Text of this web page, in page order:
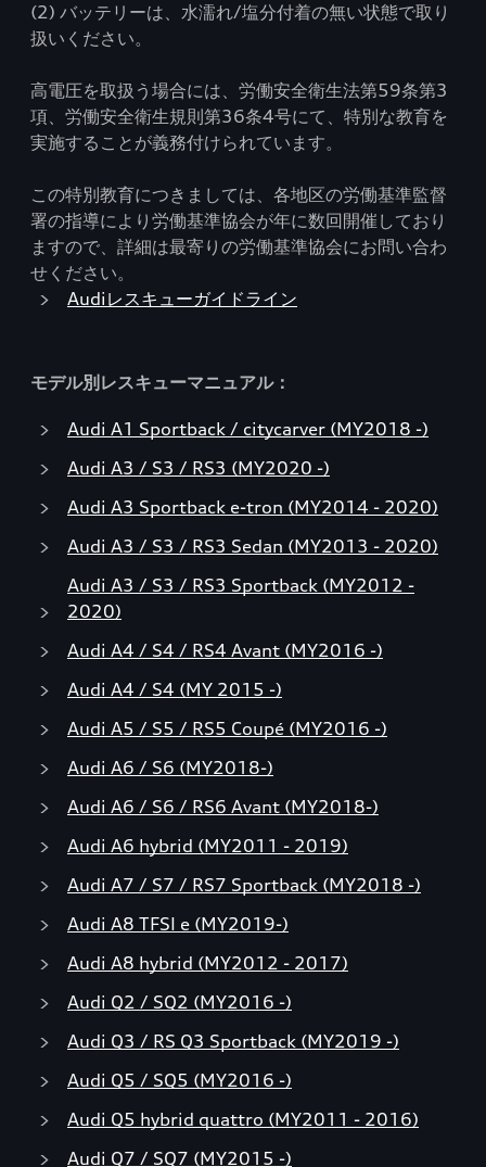
(2) バッテリーは、水濡れ/塩分付着の無い状態で取り
扱いください。
高電圧を取扱う場合には、労働安全衛生法第59条第3
項、労働安全衛生規則第36条4号にて、特別な教育を
実施することが義務付けられています。
この特別教育につきましては、各地区の労働基準監督
署の指導により労働基準協会が年に数回開催しており
ますので、詳細は最寄りの労働基準協会にお問い合わ
せください。
Audiレスキューガイドライン
モデル別レスキューマニュアル：
Audi A1 Sportback / citycarver (MY2018 -)
Audi A3 / S3 / RS3 (MY2020 -)
Audi A3 Sportback e-tron (MY2014 - 2020)
Audi A3 / S3 / RS3 Sedan (MY2013 - 2020)
Audi A3 / S3 / RS3 Sportback (MY2012 -
2020)
Audi A4 / S4 / RS4 Avant (MY2016 -)
Audi A4 / S4 (MY 2015 -)
Audi A5 / S5 / RS5 Coupé (MY2016 -)
Audi A6 / S6 (MY2018-)
Audi A6 / S6 / RS6 Avant (MY2018-)
Audi A6 hybrid (MY2011 - 2019)
Audi A7 / S7 / RS7 Sportback (MY2018 -)
Audi A8 TFSI e (MY2019-)
Audi A8 hybrid (MY2012 - 2017)
Audi Q2 / SQ2 (MY2016 -)
Audi Q3 / RS Q3 Sportback (MY2019 -)
Audi Q5 / SQ5 (MY2016 -)
Audi Q5 hybrid quattro (MY2011 - 2016)
Audi Q7 / SQ7 (MY2015 -)